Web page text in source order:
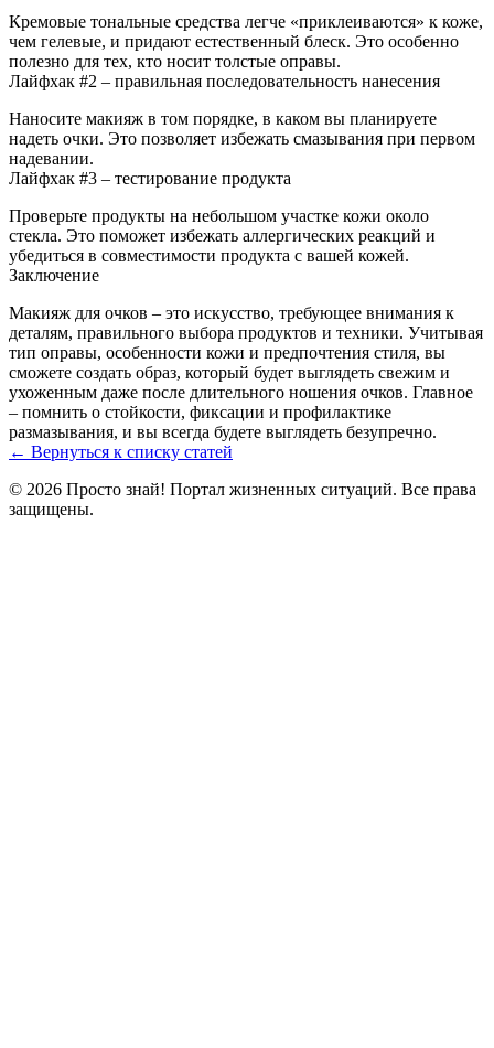
Кремовые тональные средства легче «приклеиваются» к коже,
чем гелевые, и придают естественный блеск. Это особенно
полезно для тех, кто носит толстые оправы.
Лайфхак #2 – правильная последовательность нанесения
Наносите макияж в том порядке, в каком вы планируете
надеть очки. Это позволяет избежать смазывания при первом
надевании.
Лайфхак #3 – тестирование продукта
Проверьте продукты на небольшом участке кожи около
стекла. Это поможет избежать аллергических реакций и
убедиться в совместимости продукта с вашей кожей.
Заключение
Макияж для очков – это искусство, требующее внимания к
деталям, правильного выбора продуктов и техники. Учитывая
тип оправы, особенности кожи и предпочтения стиля, вы
сможете создать образ, который будет выглядеть свежим и
ухоженным даже после длительного ношения очков. Главное
– помнить о стойкости, фиксации и профилактике
размазывания, и вы всегда будете выглядеть безупречно.
← Вернуться к списку статей
© 2026 Просто знай! Портал жизненных ситуаций. Все права
защищены.